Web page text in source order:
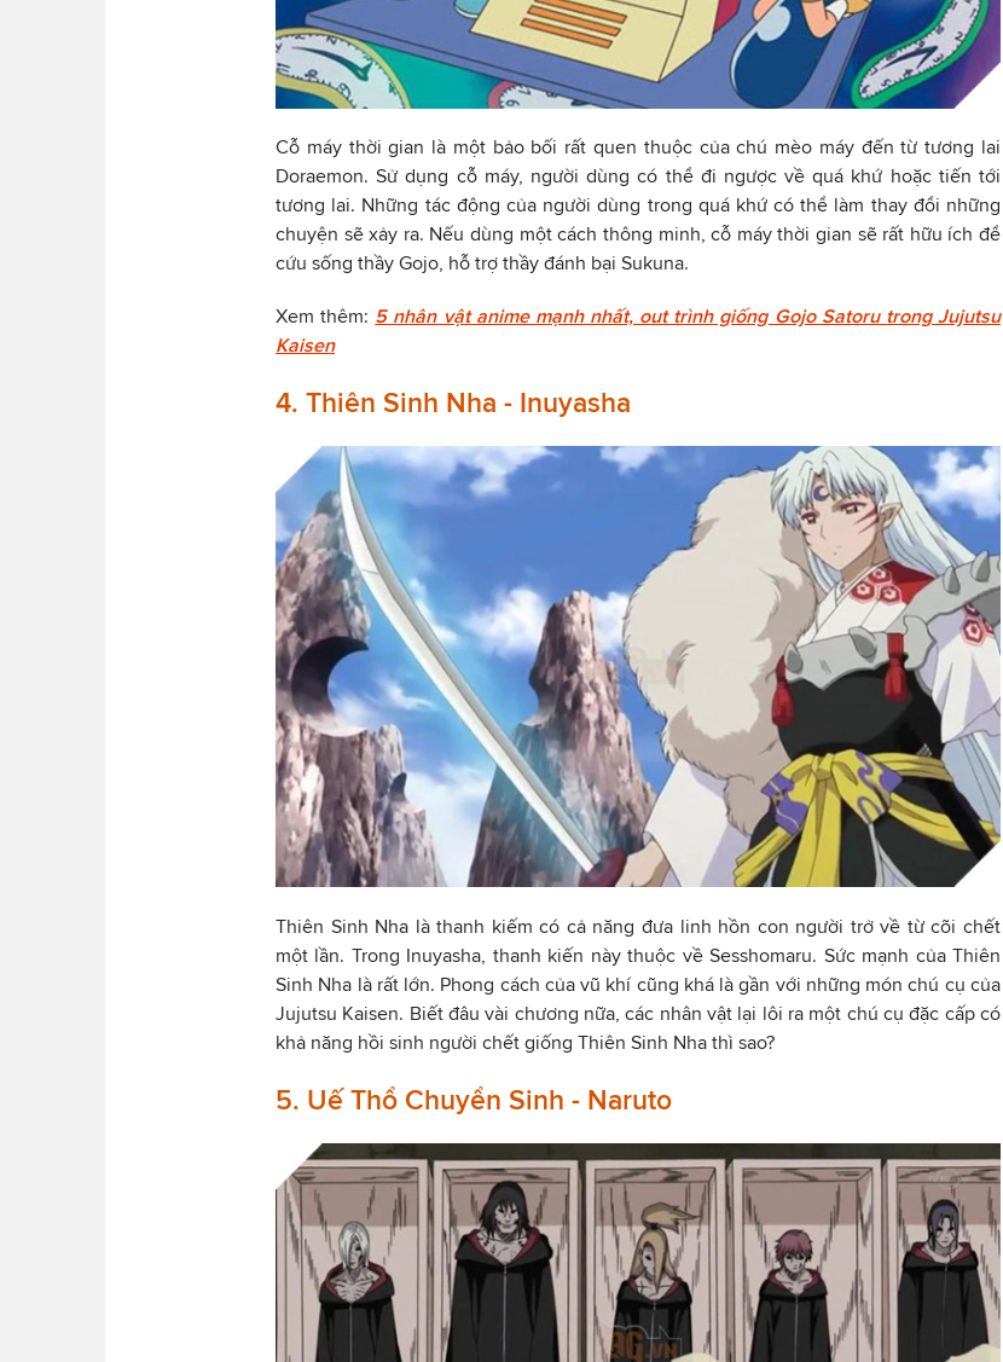
Cỗ máy thời gian là một bảo bối rất quen thuộc của chú mèo máy đến từ tương lai
Doraemon. Sử dụng cỗ máy, người dùng có thể đi ngược về quá khứ hoặc tiến tới
tương lai. Những tác động của người dùng trong quá khứ có thể làm thay đổi những
chuyện sẽ xảy ra. Nếu dùng một cách thông minh, cỗ máy thời gian sẽ rất hữu ích để
cứu sống thầy Gojo, hỗ trợ thầy đánh bại Sukuna.
Xem thêm: 5 nhân vật anime mạnh nhất, out trình giống Gojo Satoru trong Jujutsu
Kaisen
4. Thiên Sinh Nha - Inuyasha
Thiên Sinh Nha là thanh kiếm có cả năng đưa linh hồn con người trở về từ cõi chết
một lần. Trong Inuyasha, thanh kiến này thuộc về Sesshomaru. Sức mạnh của Thiên
Sinh Nha là rất lớn. Phong cách của vũ khí cũng khá là gần với những món chú cụ của
Jujutsu Kaisen. Biết đâu vài chương nữa, các nhân vật lại lôi ra một chú cụ đặc cấp có
khả năng hồi sinh người chết giống Thiên Sinh Nha thì sao?
5. Uế Thổ Chuyển Sinh - Naruto